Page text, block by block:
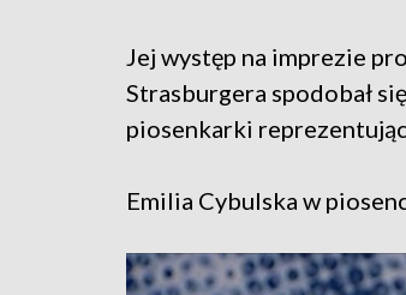
Jej występ na imprezie
Strasburgera spodobał
piosenkarki
Emilia Cybulska w